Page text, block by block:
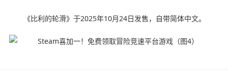
《比利的轮滑》于2025年10月24日发售，自带简体中文。